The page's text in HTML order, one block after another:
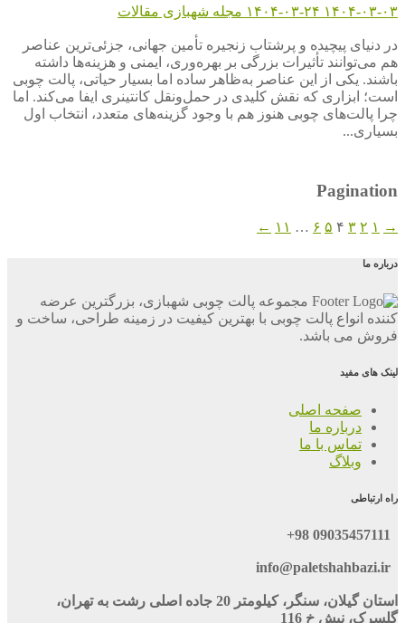
۱۴۰۴-۰۳-۰۳ ۱۴۰۴-۰۳-۲۴ مجله شهبازی مقالات
در دنیای پیچیده و پرشتاب زنجیره تأمین جهانی، جزئی‌ترین عناصر
هم می‌توانند تأثیرات بزرگی بر بهره‌وری، ایمنی و هزینه‌ها داشته
باشند. یکی از این عناصر به‌ظاهر ساده اما بسیار حیاتی، پالت چوبی
است؛ ابزاری که نقش کلیدی در حمل‌ونقل کانتینری ایفا می‌کند. اما
چرا پالت‌های چوبی هنوز هم با وجود گزینه‌های متعدد، انتخاب اول
بسیاری...
Pagination
→ ۱ ۲ ۳ ۴ ۵ ۶ … ۱۱ ←
درباره ما
مجموعه پالت چوبی شهبازی، بزرگترین عرضه
کننده انواع پالت چوبی با بهترین کیفیت در زمینه طراحی، ساخت و
فروش می باشد.
لینک های مفید
صفحه اصلی
درباره ما
تماس با ما
وبلاگ
راه ارتباطی
09035457111 98+
info@paletshahbazi.ir
استان گیلان، سنگر، کیلومتر 20 جاده اصلی رشت به تهران،
گلسرک، نبش خ 116